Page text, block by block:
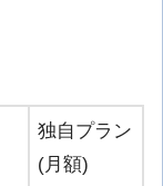
独自プラン
(月額)